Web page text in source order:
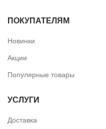
ПОКУПАТЕЛЯМ
Новинки
Акции
Популярные товары
УСЛУГИ
Доставка